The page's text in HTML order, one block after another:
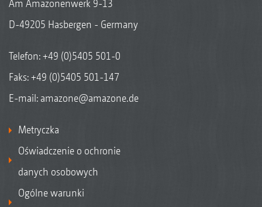
Am Amazonenwerk 9-13
D-49205 Hasbergen - Germany
Telefon:+49 (0)5405 501-0
Faks: +49 (0)5405 501-147
E-mail: amazone@amazone.de
Metryczka
Oświadczenie o ochronie
danych osobowych
Ogólne warunki